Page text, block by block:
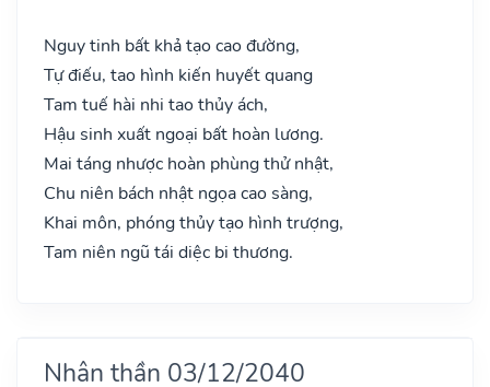
Nguy tinh bất khả tạo cao đường,
Tự điếu, tao hình kiến huyết quang
Tam tuế hài nhi tao thủy ách,
Hậu sinh xuất ngoại bất hoàn lương.
Mai táng nhược hoàn phùng thử nhật,
Chu niên bách nhật ngọa cao sàng,
Khai môn, phóng thủy tạo hình trượng,
Tam niên ngũ tái diệc bi thương.
Nhân thần 03/12/2040